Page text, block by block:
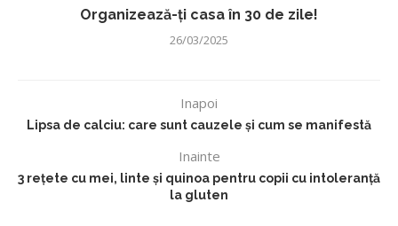
Organizează-ți casa în 30 de zile!
26/03/2025
Inapoi
Lipsa de calciu: care sunt cauzele și cum se manifestă
Inainte
3 rețete cu mei, linte și quinoa pentru copii cu intoleranță
la gluten